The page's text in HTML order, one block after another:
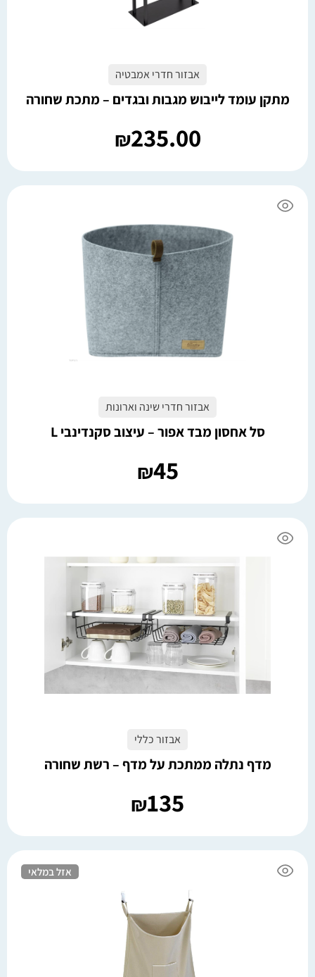
אבזור חדרי אמבטיה
מתקן עומד לייבוש מגבות ובגדים – מתכת שחורה
₪235.00
אבזור חדרי שינה וארונות
סל אחסון מבד אפור – עיצוב סקנדינבי L
₪45
אבזור כללי
מדף נתלה ממתכת על מדף – רשת שחורה
₪135
אזל במלאי